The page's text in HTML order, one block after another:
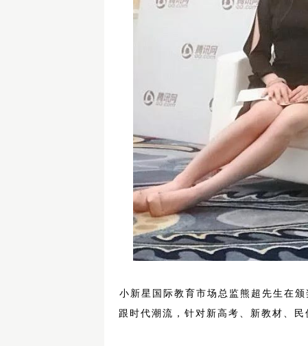
小新星国际教育市场总监熊超先生在
跟时代潮流，针对新高考、新教材、